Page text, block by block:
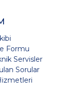
Formu
Servisler
Sorular